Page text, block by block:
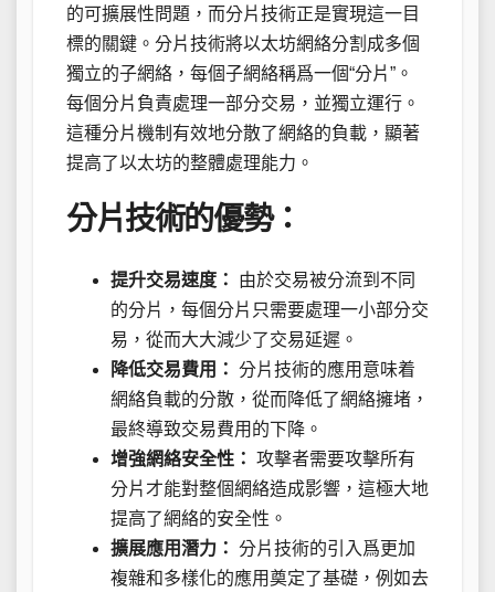
的可擴展性問題，而分片技術正是實現這一目
標的關鍵。分片技術將以太坊網絡分割成多個
獨立的子網絡，每個子網絡稱爲一個“分片”。
每個分片負責處理一部分交易，並獨立運行。
這種分片機制有效地分散了網絡的負載，顯著
提高了以太坊的整體處理能力。
分片技術的優勢：
提升交易速度：
由於交易被分流到不同
的分片，每個分片只需要處理一小部分交
易，從而大大減少了交易延遲。
降低交易費用： 分片技術的應用意味着
網絡負載的分散，從而降低了網絡擁堵，
最終導致交易費用的下降。
增強網絡安全性： 攻擊者需要攻擊所有
分片才能對整個網絡造成影響，這極大地
提高了網絡的安全性。
擴展應用潛力： 分片技術的引入爲更加
複雜和多樣化的應用奠定了基礎，例如去